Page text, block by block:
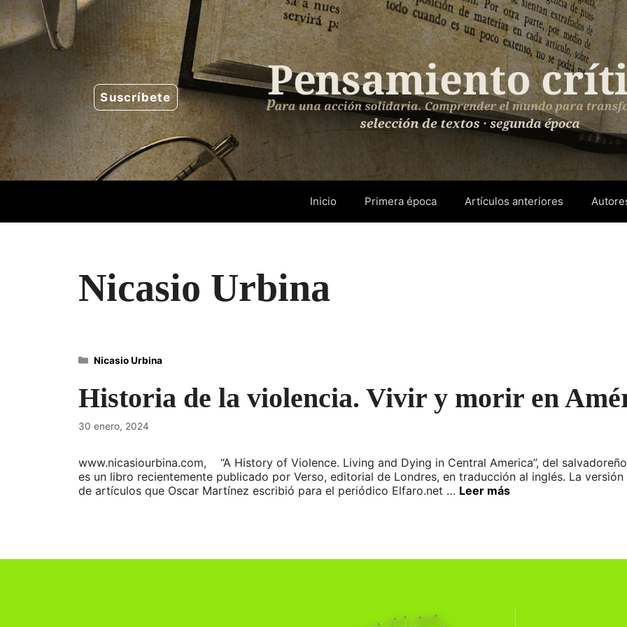
Saltar
al
contenido
Suscríbete
Inicio Primera época Artículos anteriores
Nicasio Urbina
Historia de la violencia. Vivir y morir en
30 enero, 2024
www.nicasiourbina.com, “A History of Violence. Living and Dying in Central America”, del
es un libro recientemente publicado por Verso, editorial de Londres, en traducción al inglés. La
de artículos que Oscar Martínez escribió para el periódico Elfaro.net … Leer más
Categorías
Nicasio Urbina